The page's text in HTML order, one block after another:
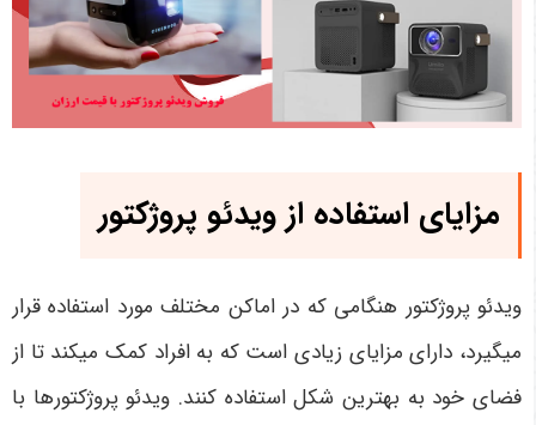
مزایای استفاده از ویدئو پروژکتور
ویدئو پروژکتور هنگامی که در اماکن مختلف مورد استفاده قرار
میگیرد، دارای مزایای زیادی است که به افراد کمک میکند تا از
فضای خود به بهترین شکل استفاده کنند. ویدئو پروژکتورها با